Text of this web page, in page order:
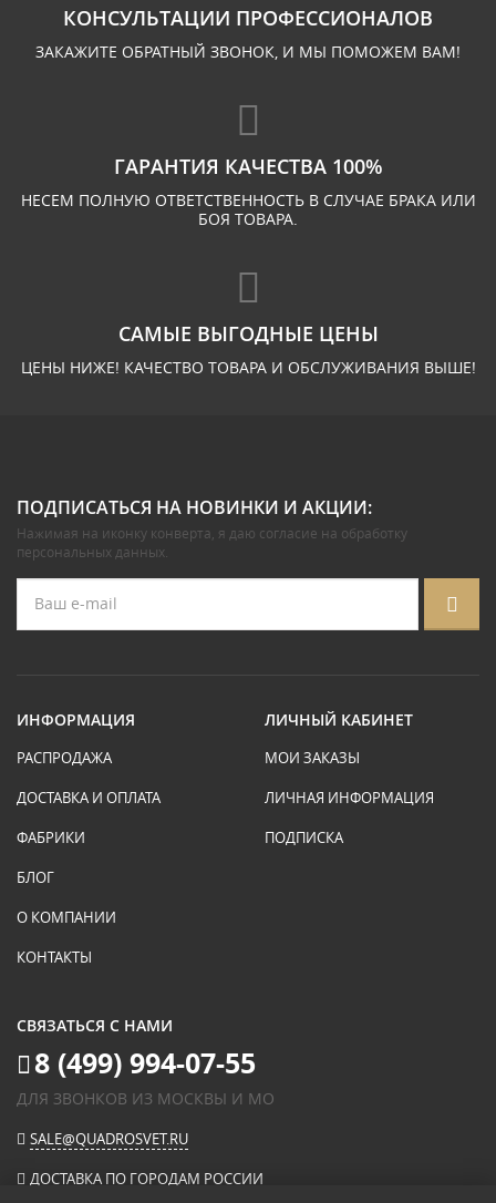
КОНСУЛЬТАЦИИ ПРОФЕССИОНАЛОВ
ЗАКАЖИТЕ ОБРАТНЫЙ ЗВОНОК, И МЫ ПОМОЖЕМ ВАМ!
ГАРАНТИЯ КАЧЕСТВА 100%
НЕСЕМ ПОЛНУЮ ОТВЕТСТВЕННОСТЬ В СЛУЧАЕ БРАКА ИЛИ
БОЯ ТОВАРА.
САМЫЕ ВЫГОДНЫЕ ЦЕНЫ
ЦЕНЫ НИЖЕ! КАЧЕСТВО ТОВАРА И ОБСЛУЖИВАНИЯ ВЫШЕ!
ПОДПИСАТЬСЯ НА НОВИНКИ И АКЦИИ:
Нажимая на иконку конверта, я даю согласие на обработку
персональных данных.
ИНФОРМАЦИЯ
РАСПРОДАЖА
ДОСТАВКА И ОПЛАТА
ФАБРИКИ
БЛОГ
О КОМПАНИИ
КОНТАКТЫ
ЛИЧНЫЙ КАБИНЕТ
МОИ ЗАКАЗЫ
ЛИЧНАЯ ИНФОРМАЦИЯ
ПОДПИСКА
СВЯЗАТЬСЯ С НАМИ
8 (499) 994-07-55
ДЛЯ ЗВОНКОВ ИЗ МОСКВЫ И МО
SALE@QUADROSVET.RU
ДОСТАВКА ПО ГОРОДАМ РОССИИ